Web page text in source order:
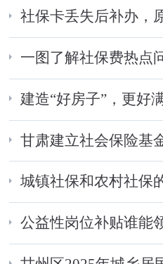
社保卡丢失后补办，
一图了解社保费热点
建造“好房子”，更好
甘肃建立社会保险基
城镇社保和农村社保
公益性岗位补贴谁能